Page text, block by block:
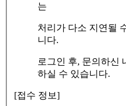
는
처리가 다소 지연될
니다.
로그인 후, 문의하신
하실 수 있습니다.
[접수 정보]